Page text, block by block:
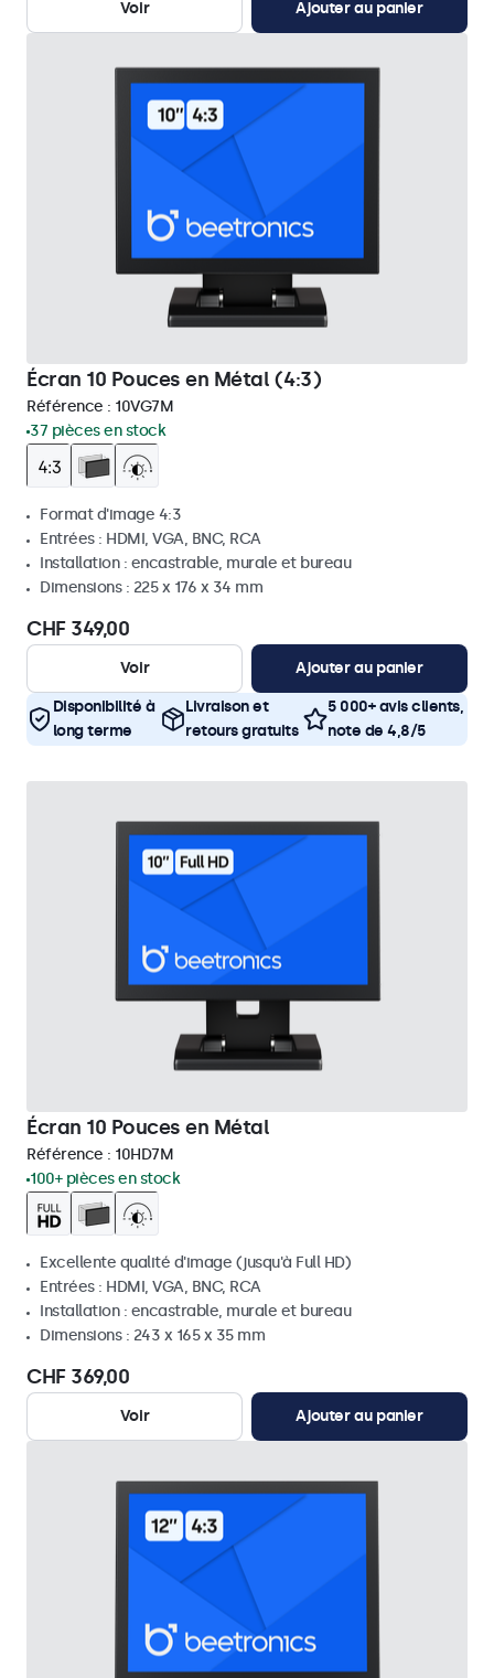
Voir Ajouter au panier
Écran 10 Pouces en Métal (4:3)
Référence : 10VG7M
37 pièces en stock
Format d'image 4:3
Entrées : HDMI, VGA, BNC, RCA
Installation : encastrable, murale et bureau
Dimensions : 225 x 176 x 34 mm
CHF 349,00
Voir Ajouter au panier
Disponibilité à
long terme
Livraison et
retours gratuits
5 000+ avis clients,
note de 4,8/5
Écran 10 Pouces en Métal
Référence : 10HD7M
100+ pièces en stock
Excellente qualité d'image (jusqu'à Full HD)
Entrées : HDMI, VGA, BNC, RCA
Installation : encastrable, murale et bureau
Dimensions : 243 x 165 x 35 mm
CHF 369,00
Voir Ajouter au panier